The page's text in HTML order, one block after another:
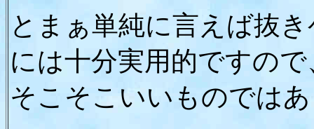
とまぁ単純に言えば抜
には十分実用的ですの
そこそこいいものでは